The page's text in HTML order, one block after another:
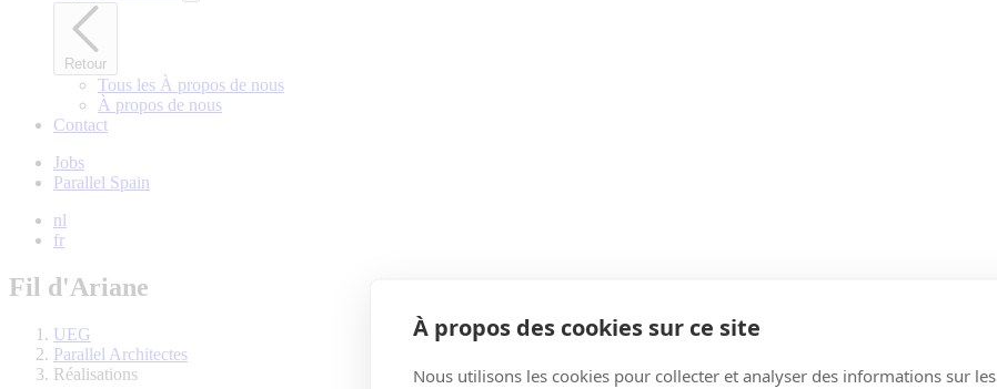
Retour
Tous les À propos de nous
À propos de nous
Contact
Jobs
Parallel Spain
nl
fr
Fil d'Ariane
UEG
Parallel Architectes
Réalisations
À propos des cookies sur ce site
Nous utilisons les cookies pour collecter et analyser des informations sur les